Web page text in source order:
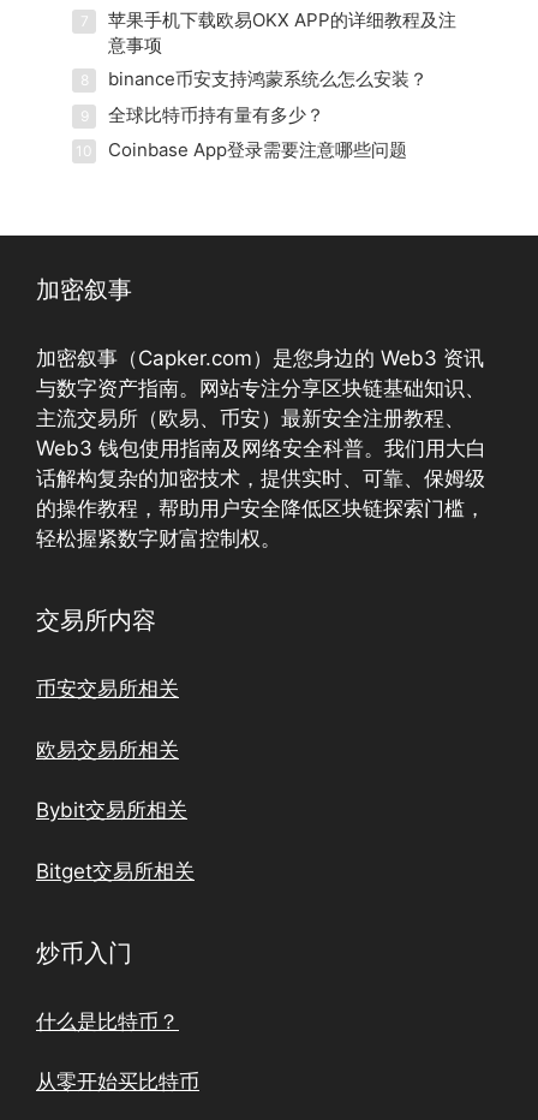
7
苹果手机下载欧易OKX APP的详细教程及注
意事项
8 binance币安支持鸿蒙系统么怎么安装？
9 全球比特币持有量有多少？
10 Coinbase App登录需要注意哪些问题
加密叙事
加密叙事（Capker.com）是您身边的 Web3 资讯
与数字资产指南。网站专注分享区块链基础知识、
主流交易所（欧易、币安）最新安全注册教程、
Web3 钱包使用指南及网络安全科普。我们用大白
话解构复杂的加密技术，提供实时、可靠、保姆级
的操作教程，帮助用户安全降低区块链探索门槛，
轻松握紧数字财富控制权。
交易所内容
币安交易所相关
欧易交易所相关
Bybit交易所相关
Bitget交易所相关
炒币入门
什么是比特币？
从零开始买比特币